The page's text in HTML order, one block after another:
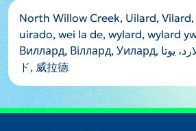
North Willow Creek, Uilard,
uirado, wei la de, wylard, wylard
Виллард, Віллард, Уилард, ويلارد, ویلارد، یوتا, ウィラー
ド, 威拉德